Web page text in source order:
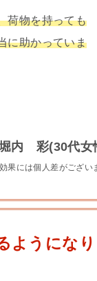
荷物を持っても
に助かっていま
内 彩(30代女
果には個人差がござい
ようになり